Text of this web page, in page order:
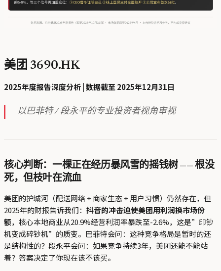
美团 3690.HK
2025年度报告深度分析 | 数据截至 2025年12月31日
以巴菲特 / 段永平的专业投资者视角审视
核心判断：一棵正在经历暴风雪的摇钱树 —— 根没
死，但枝叶在流血
美团的护城河（配送网络 + 商家生态 + 用户习惯）仍然存在，但
2025年的财报告诉我们： 抖音的冲击迫使美团用利润换市场份
额，核心本地商业从20.9%经营利润率暴跌至-2.6%，这是”印钞
机变成碎钞机”的质变。巴菲特会问：这种竞争格局是暂时的还
是结构性的？段永平会问：如果竞争持续3年，美团还能不能站
着？答案决定了你现在该不该买。